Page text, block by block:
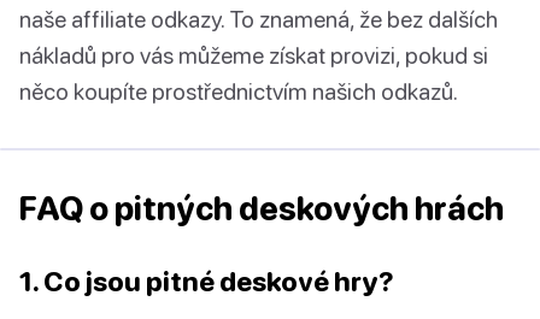
naše affiliate odkazy. To znamená, že bez dalších
nákladů pro vás můžeme získat provizi, pokud si
něco koupíte prostřednictvím našich odkazů.
FAQ o pitných deskových hrách
1. Co jsou pitné deskové hry?